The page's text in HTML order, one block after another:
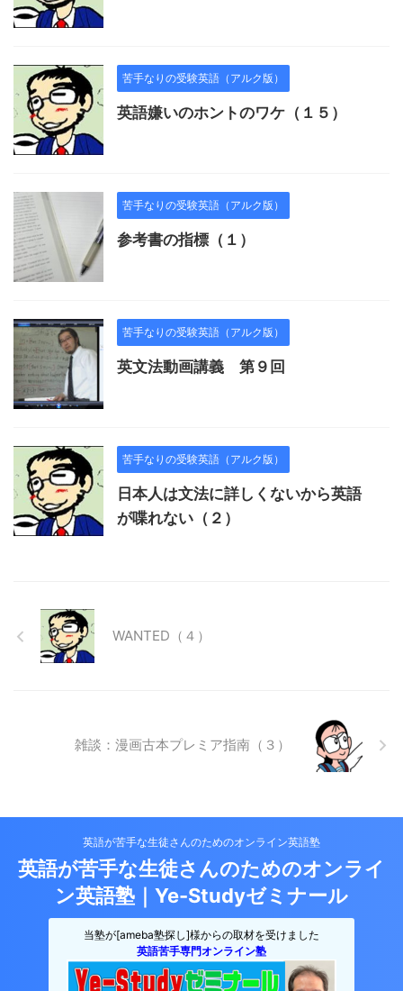
苦手なりの受験英語（アルク版）
英語嫌いのホントのワケ（１５）
苦手なりの受験英語（アルク版）
参考書の指標（１）
苦手なりの受験英語（アルク版）
英文法動画講義 第９回
苦手なりの受験英語（アルク版）
日本人は文法に詳しくないから英語
が喋れない（２）
WANTED（４）
雑談：漫画古本プレミア指南（３）
英語が苦手な生徒さんのためのオンライン英語塾
英語が苦手な生徒さんのためのオンライ
ン英語塾｜Ye-Studyゼミナール
当塾が[ameba塾探し]様からの取材を受けました
英語苦手専門オンライン塾